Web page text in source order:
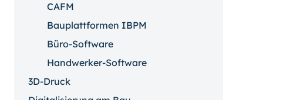
CAFM
Bauplattformen IBPM
Büro-Software
Handwerker-Software
3D-Druck